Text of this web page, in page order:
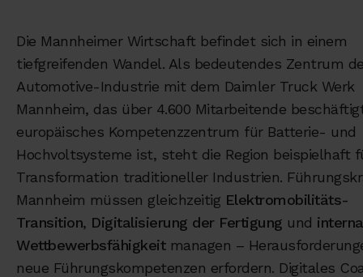
Die Mannheimer Wirtschaft befindet sich in einem
tiefgreifenden Wandel. Als bedeutendes Zentrum
Automotive-Industrie mit dem Daimler Truck Werk
Mannheim, das über 4.600 Mitarbeitende
europäisches Kompetenzzentrum für Batterie- und
Hochvoltsysteme ist, steht die Region beispielhaft
Transformation traditioneller Industrien.
Mannheim müssen gleichzeitig Elektromobilitäts-
Transition, Digitalisierung der Fertigung und
Wettbewerbsfähigkeitmanagen –
neue Führungskompetenzen erfordern. Digitales